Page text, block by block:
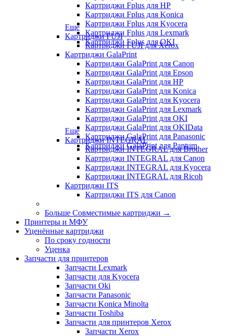
Картриджи Fplus для HP
Картриджи Fplus для Konica
Картриджи Fplus для Kyocera
Картриджи Fplus для Lexmark
Картриджи Fplus для OKI
Еще
Картриджи FUJI
Картриджи FUJI для Xerox
Картриджи GalaPrint
Картриджи GalaPrint для Canon
Картриджи GalaPrint для Epson
Картриджи GalaPrint для HP
Картриджи GalaPrint для Konica
Картриджи GalaPrint для Kyocera
Картриджи GalaPrint для Lexmark
Картриджи GalaPrint для OKI
Картриджи GalaPrint для OKIData
Картриджи GalaPrint для Panasonic
Картриджи GalaPrint для Pantum
Еще
Картриджи INTEGRAL
Картриджи INTEGRAL для Brother
Картриджи INTEGRAL для Canon
Картриджи INTEGRAL для Kyocera
Картриджи INTEGRAL для Ricoh
Картриджи ITS
Картриджи ITS для Canon
Больше Совместимые картриджи →
Принтеры и МФУ
Уценённые картриджи
По сроку годности
Уценка
Запчасти для принтеров
Запчасти Lexmark
Запчасти для Kyocera
Запчасти Oki
Запчасти Panasonic
Запчасти Koniсa Minolta
Запчасти Toshiba
Запчасти для принтеров Xerox
Запчасти Xerox